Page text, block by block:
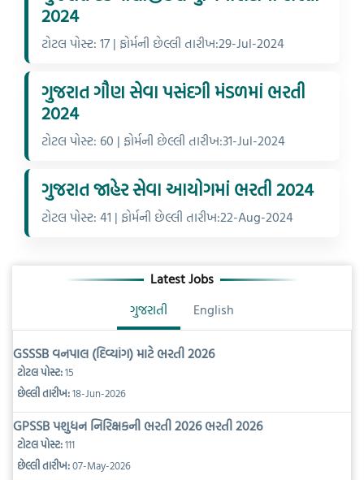
2024
ટોટલ પોસ્ટ: 17 | ફોર્મની છેલ્લી તારીખ:29-Jul-2024
ગુજરાત ગૌણ સેવા પસંદગી મંડળમાં ભરતી
2024
ટોટલ પોસ્ટ: 60 | ફોર્મની છેલ્લી તારીખ:31-Jul-2024
ગુજરાત જાહેર સેવા આયોગમાં ભરતી 2024
ટોટલ પોસ્ટ: 41 | ફોર્મની છેલ્લી તારીખ:22-Aug-2024
Latest Jobs
ગુજરાતી
English
GSSSB વનપાલ (દિવ્યાંગ) માટે ભરતી 2026
ટોટલ પોસ્ટ:15
છેલ્લી તારીખ:18-Jun-2026
GPSSB પશુધન નિરિક્ષકની ભરતી 2026 ભરતી 2026
ટોટલ પોસ્ટ:111
છેલ્લી તારીખ:07-May-2026